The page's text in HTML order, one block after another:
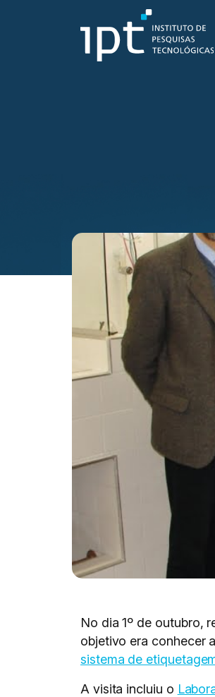
No dia 1º de outubro,
objetivo era conhecer
sistema de
A visita incluiu o